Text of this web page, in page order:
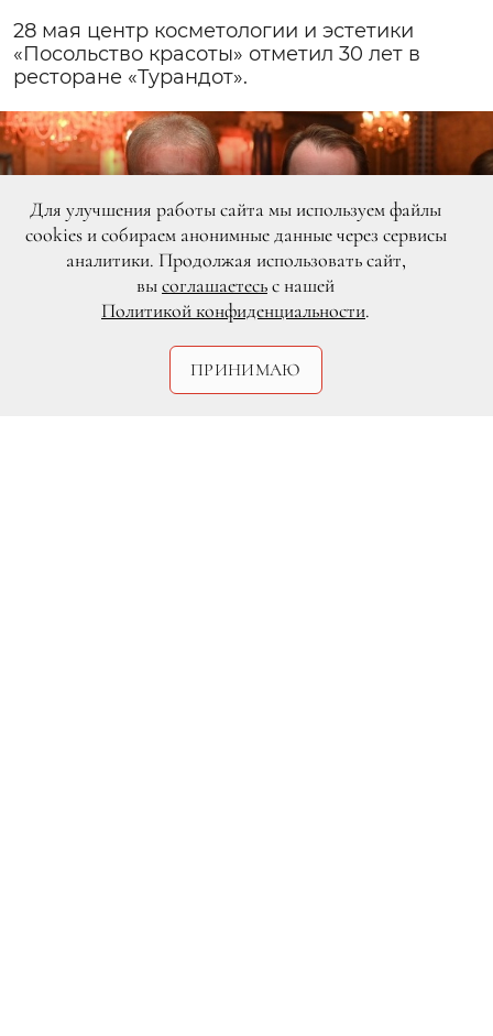
28 мая центр косметологии и эстетики
«Посольство красоты» отметил 30 лет в
ресторане «Турандот».
Для улучшения работы сайта мы используем файлы
cookies и собираем анонимные данные через сервисы
аналитики. Продолжая использовать сайт,
высоглашаетесьс нашей
Политикой конфиденциальности.
ПРИНИМАЮ